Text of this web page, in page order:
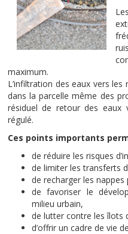
maximum.
L’infiltration des eaux vers
dans la parcelle même des
résiduel de retour des eaux
régulé.
Ces points importants
de réduire les risques
de limiter les transferts
de recharger les nappes
de favoriser le
milieu urbain,
de lutter contre les îlots
d’offrir un cadre de vie